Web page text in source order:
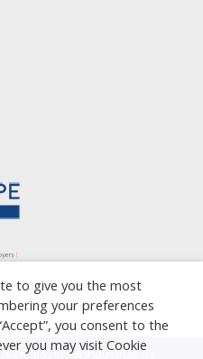
Employers & Industrialists
to give you the most
your preferences
you consent to the
you may visit Cookie